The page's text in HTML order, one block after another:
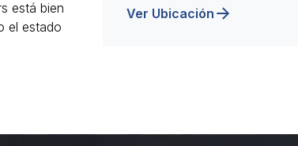
está bien
el estado
Ver Ubicación